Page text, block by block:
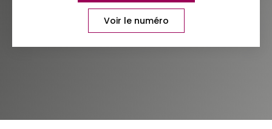
Voir le numéro